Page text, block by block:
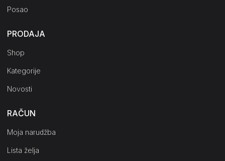
Posao
PRODAJA
Shop
Kategorije
Novosti
RAČUN
Moja narudžba
Lista želja